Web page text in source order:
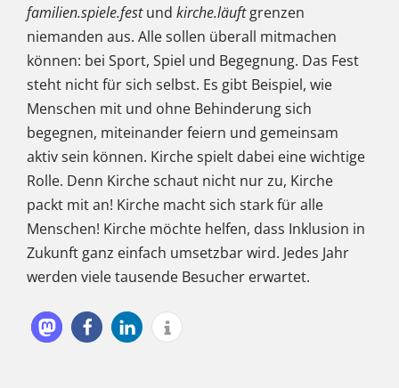
familien.spiele.festund kirche.läuftgrenzen
niemanden aus. Alle sollen überall mitmachen
können: bei Sport, Spiel und Begegnung. Das Fest
steht nicht für sich selbst. Es gibt Beispiel, wie
Menschen mit und ohne Behinderung sich
begegnen, miteinander feiern und gemeinsam
aktiv sein können. Kirche spielt dabei eine wichtige
Rolle. Denn Kirche schaut nicht nur zu, Kirche
packt mit an! Kirche macht sich stark für alle
Menschen! Kirche möchte helfen, dass Inklusion in
Zukunft ganz einfach umsetzbar wird. Jedes Jahr
werden viele tausende Besucher erwartet.